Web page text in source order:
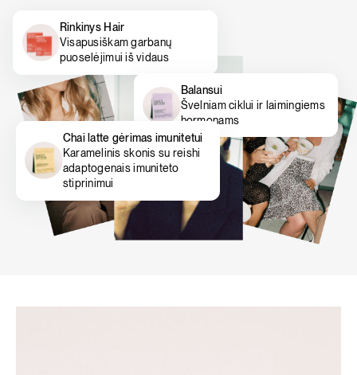
Rinkinys Hair
Visapusiškam garbanų
puoselėjimui iš vidaus
Balansui
Švelniam ciklui ir laimingiems
hormonams
Chai latte gėrimas imunitetui
Karamelinis skonis su reishi
adaptogenais imuniteto
stiprinimui